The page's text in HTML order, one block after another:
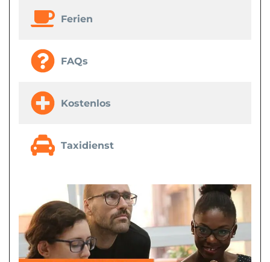
Ferien
FAQs
Kostenlos
Taxidienst